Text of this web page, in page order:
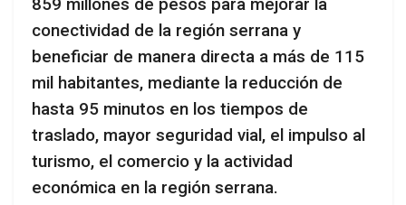
859 millones de pesos para mejorar la
conectividad de la región serrana y
beneficiar de manera directa a más de 115
mil habitantes, mediante la reducción de
hasta 95 minutos en los tiempos de
traslado, mayor seguridad vial, el impulso al
turismo, el comercio y la actividad
económica en la región serrana.